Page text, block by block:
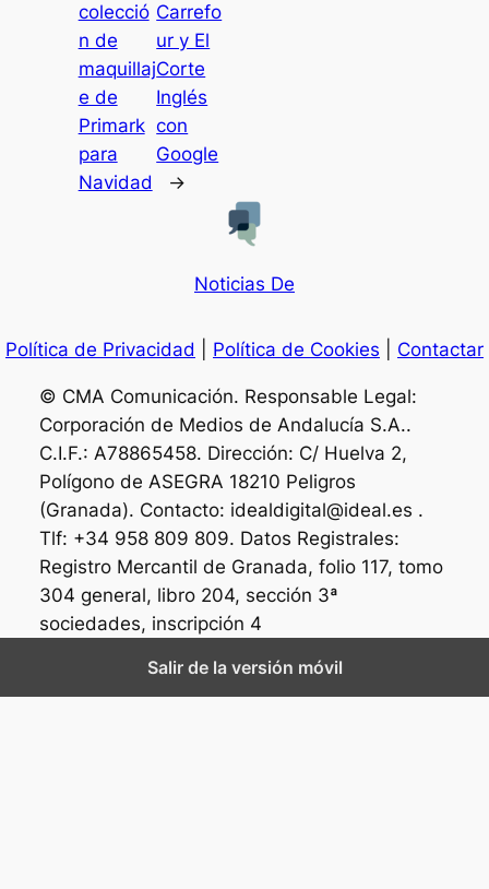
colecció
n de
maquillaj
e de
Primark
para
Navidad
Carrefo
ur y El
Corte
Inglés
con
Google
→
Noticias De
Política de Privacidad Política de Cookies Contactar
© CMA Comunicación. Responsable Legal:
Corporación de Medios de Andalucía S.A..
C.I.F.: A78865458. Dirección: C/ Huelva 2,
Polígono de ASEGRA 18210 Peligros
(Granada). Contacto: idealdigital@ideal.es .
Tlf: +34 958 809 809. Datos Registrales:
Registro Mercantil de Granada, folio 117, tomo
304 general, libro 204, sección 3ª
sociedades, inscripción 4
Salir de la versión móvil